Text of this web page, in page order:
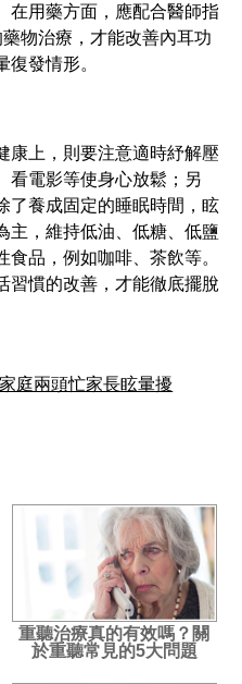
在用藥方面，應配合醫師指
物治療，才能改善內耳功
發情形。
上，則要注意適時紓解壓
看電影等使身心放鬆；另
了養成固定的睡眠時間，眩
主，維持低油、低糖、低鹽
品，例如咖啡、茶飲等。
習慣的改善，才能徹底擺脫
庭兩頭忙家長眩暈擾
重聽治療真的有效嗎？關
於重聽常見的5大問題